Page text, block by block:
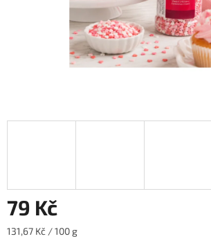
79 Kč
Měrná
131,67 Kč / 100 g